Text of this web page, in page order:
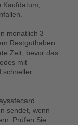
monatlich 3
Restguthaben
Zeit, bevor das
mit
schneller
sendet, wenn
Prüfen Sie